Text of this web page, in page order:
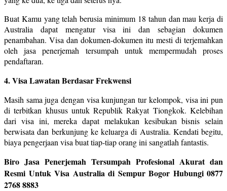
Buat Kamu yang telah berusia minimum 18 tahun dan mau kerja di
Australia dapat mengatur visa ini dan sebagian dokumen
penambahan. Visa dan dokumen-dokumen itu mesti di terjemahkan
oleh jasa penerjemah tersumpah untuk mempermudah proses
pendaftaran.
4. Visa Lawatan Berdasar Frekwensi
Masih sama juga dengan visa kunjungan tur kelompok, visa ini pun
di terbitkan khusus untuk Republik Rakyat Tiongkok. Kelebihan
dari visa ini, mereka dapat melakukan kesibukan bisnis selain
berwisata dan berkunjung ke keluarga di Australia. Kendati begitu,
biaya pengerjaan visa buat tiap-tiap orang ini sangatlah fantastis.
Biro Jasa Penerjemah Tersumpah Profesional Akurat dan
Resmi Untuk Visa Australia di Sempur Bogor Hubungi 0877
2768 8883